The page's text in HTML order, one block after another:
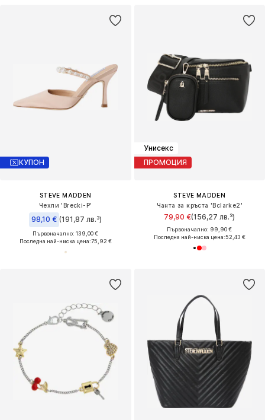
КУПОН
STEVE MADDEN
Чехли 'Brecki-P'
98,10 € (191,87 лв.³)
Първоначално: 139,00 €
Последна най-ниска цена:75,92 €
Унисекс
ПРОМОЦИЯ
STEVE MADDEN
Чанта за кръста 'Bclarke2'
79,90 €(156,27 лв.³)
Първоначално: 99,90 €
Последна най-ниска цена:52,43 €